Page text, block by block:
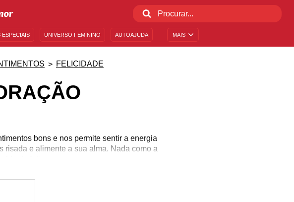
MAIS
ESPECIAIS UNIVERSO FEMININO AUTOAJUDA
FELICIDADE
bons e nos permite sentir a energia
risada e alimente a sua alma. Nada como a
feliz.